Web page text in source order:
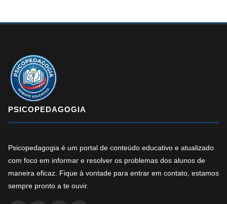
PSICOPEDAGOGIA
Psicopedagogia é um portal de conteúdo educativo e atualizado
com foco em informar e resolver os problemas dos alunos de
maneira eficaz. Fique à vontade para entrar em contato, estamos
sempre pronto a te ouvir.